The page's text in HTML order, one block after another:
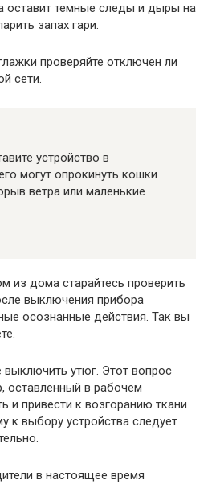
оставит темные следы и дыры на
запах гари.
проверяйте отключен ли
сети.
устройство в
могут опрокинуть кошки
ветра или маленькие
из дома старайтесь проверить
выключения прибора
осознанные действия. Так вы
выключить утюг. Этот вопрос
оставленный в рабочем
и привести к возгоранию ткани
к выбору устройства следует
в настоящее время